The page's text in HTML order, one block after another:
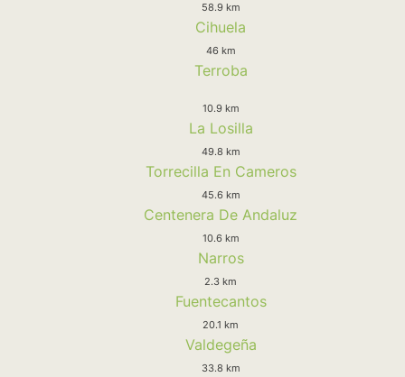
58.9 km
Cihuela
46 km
Terroba
10.9 km
La Losilla
49.8 km
Torrecilla En Cameros
45.6 km
Centenera De Andaluz
10.6 km
Narros
2.3 km
Fuentecantos
20.1 km
Valdegeña
33.8 km